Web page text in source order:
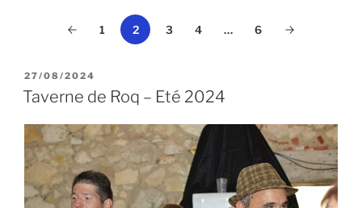
1 2 3 4 … 6
PUBLIÉ
LE
27/08/2024
Taverne de Roq – Eté 2024